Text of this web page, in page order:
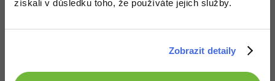
získali v důsledku toho, že používáte jejich služby.
Zobrazit detaily
Adobe After Effects
-80%